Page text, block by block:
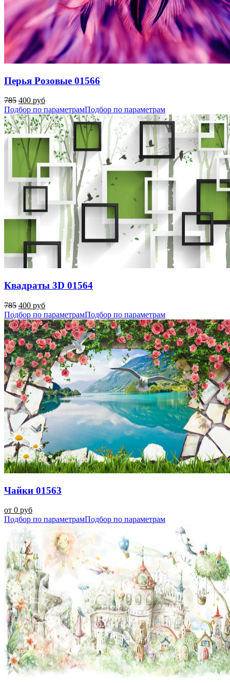
Перья Розовые 01566
785 400 руб
Подбор по параметрамПодбор по параметрам
Квадраты 3D 01564
785 400 руб
Подбор по параметрамПодбор по параметрам
Чайки 01563
от 0 руб
Подбор по параметрамПодбор по параметрам